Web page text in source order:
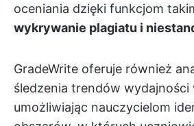
oceniania dzięki funkcjom
wykrywanie plagiatu i
GradeWrite oferuje również
śledzenia trendów wydajności
umożliwiając nauczycielom